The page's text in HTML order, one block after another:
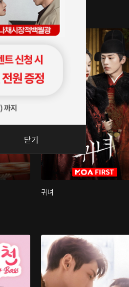
귀녀
닫기